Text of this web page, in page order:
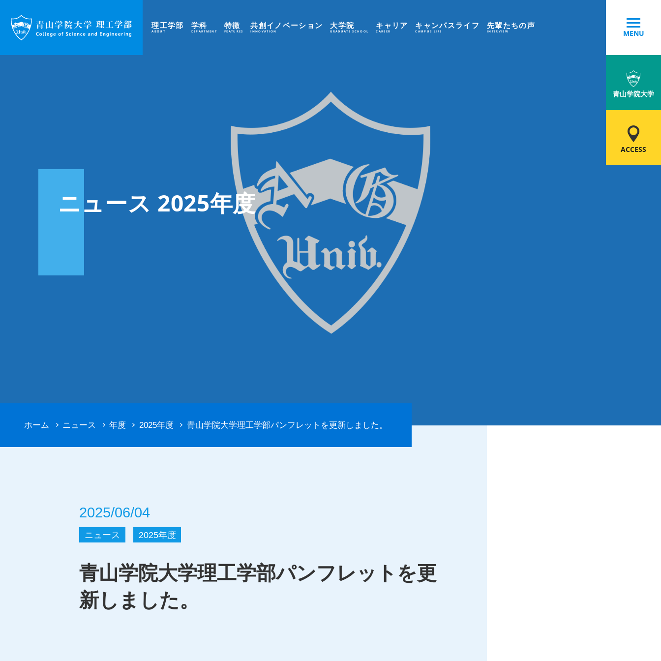
理工学部
ABOUT
学科
DEPARTMENT
特徴
FEATURES
共創イノベーション
INNOVATION
大学院
GRADUATE SCHOOL
キャリア
CAREER
キャンパスライフ
CAMPUS LIFE
先輩たちの声
INTERVIEW MENU
青山学院大学
ACCESS
ニュース 2025年度
ホーム ニュース 年度 2025年度 青山学院大学理工学部パンフレットを更新しました。
2025/06/04
ニュース 2025年度
青山学院大学理工学部パンフレットを更
新しました。